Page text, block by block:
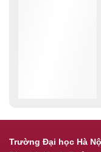
Trường Đại học Hà